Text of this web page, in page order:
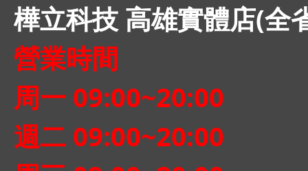
樺立科技 高雄實體店(全
營業時間
周一 09:00~20:00
週二 09:00~20:00